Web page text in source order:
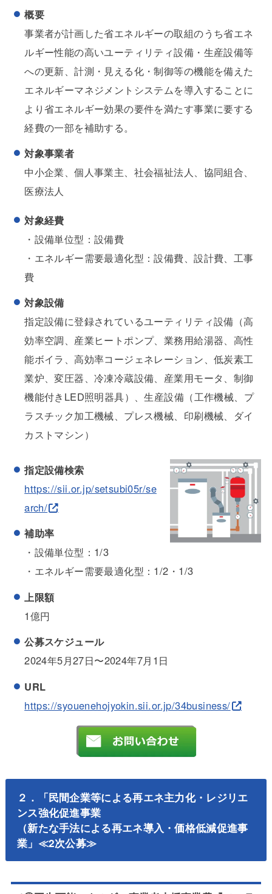
概要
事業者が計画した省エネルギーの取組のうち省エネ
ルギー性能の高いユーティリティ設備・生産設備等
への更新、計測・見える化・制御等の機能を備えた
エネルギーマネジメントシステムを導入することに
より省エネルギー効果の要件を満たす事業に要する
経費の一部を補助する。
対象事業者
中小企業、個人事業主、社会福祉法人、協同組合、
医療法人
対象経費
・設備単位型：設備費
・エネルギー需要最適化型：設備費、設計費、工事
費
対象設備
指定設備に登録されているユーティリティ設備（高
効率空調、産業ヒートポンプ、業務用給湯器、高性
能ボイラ、高効率コージェネレーション、低炭素工
業炉、変圧器、冷凍冷蔵設備、産業用モータ、制御
機能付きLED照明器具）、生産設備（工作機械、プ
ラスチック加工機械、プレス機械、印刷機械、ダイ
カストマシン）
指定設備検索
https://sii.or.jp/setsubi05r/se
arch/
補助率
・設備単位型：1/3
・エネルギー需要最適化型：1/2・1/3
上限額
1億円
公募スケジュール
2024年5月27日〜2024年7月1日
URL
https://syouenehojyokin.sii.or.jp/34business/
２．「民間企業等による再エネ主力化・レジリエ
ンス強化促進事業
（新たな手法による再エネ導入・価格低減促進事
業」≪2次公募≫